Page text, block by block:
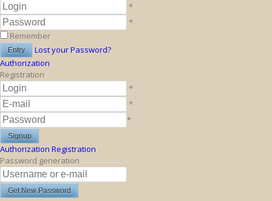
*
*
Remember
Lost your Password?
Authorization
Registration
*
*
*
Authorization Registration
Password generation